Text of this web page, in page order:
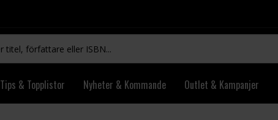
Tips & Topplistor Nyheter & Kommande Outlet & Kampanjer